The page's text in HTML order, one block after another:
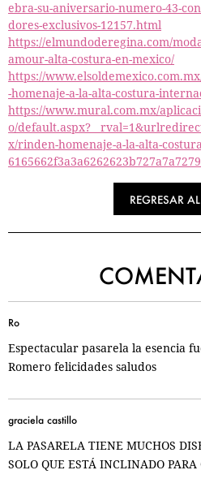
ebra-su-aniversario-numero-43-
dores-exclusivos-12157.html
https://elmundoderegina.com/
amour-alta-costura-en-mexico/
https://
-homenaje-a-la-alta-costura-
https://www.mural.com.mx/
o/
x/rinden-homenaje-a-la-alta-
REGRESAR
Ro
Espectacular pasarela la esencia
Romero felicidades saludos
graciela castillo
LA PASARELA TIENE MUCHOS
SOLO QUE ESTÁ INCLINADO PARA